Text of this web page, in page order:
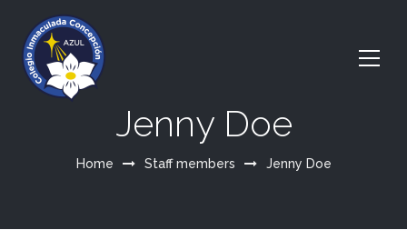
Jenny Doe
Home Staff members Jenny Doe